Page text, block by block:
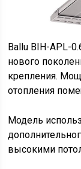
Ballu BIH-APL-
нового
крепления.
отопления
Модель
высокими